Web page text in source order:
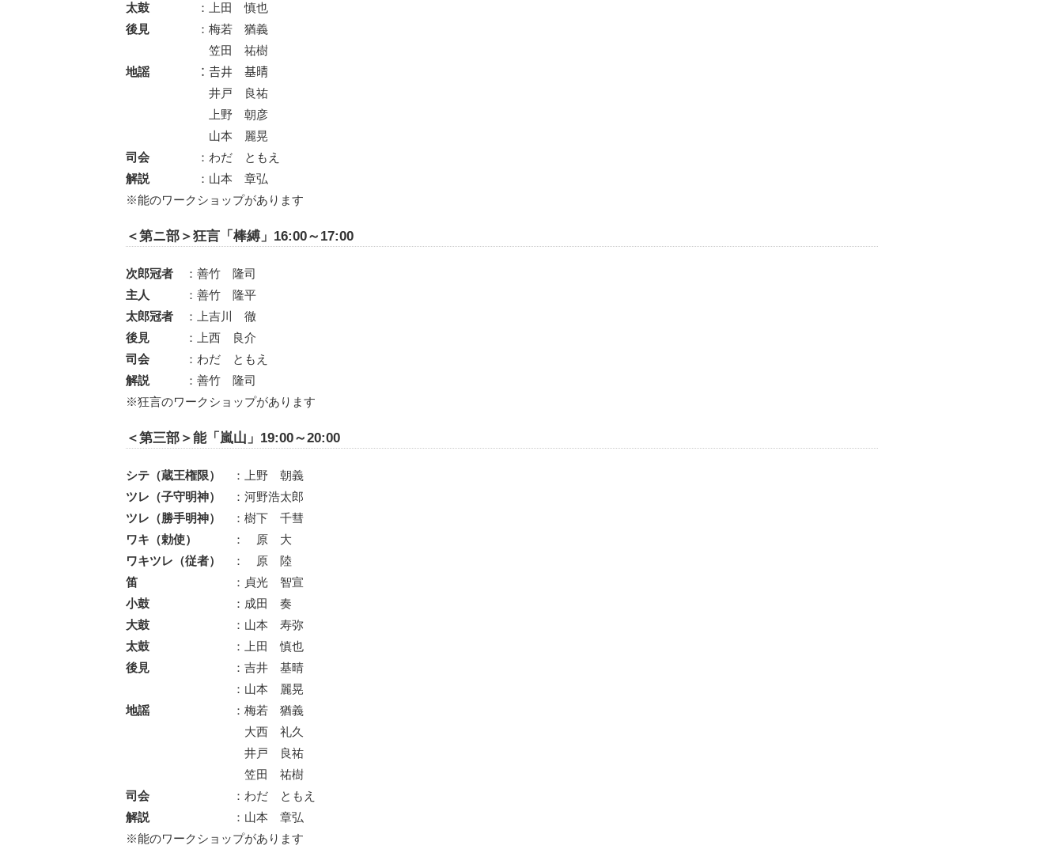
太鼓 ：上田 慎也
後見 ：梅若 猶義
笠田 祐樹
地謡 ：𠮷井 基晴
井戸 良祐
上野 朝彦
山本 麗晃
司会 ：わだ ともえ
解説 ：山本 章弘
※能のワークショップがあります
＜第ニ部＞狂言「棒縛」16:00～17:00
次郎冠者 ：善竹 隆司
主人
：善竹 隆平
太郎冠者 ：上吉川 徹
後見 ：上西 良介
司会 ：わだ ともえ
解説 ：善竹 隆司
※狂言のワークショップがあります
＜第三部＞能「嵐山」19:00～20:00
シテ（蔵王権限）
：上野 朝義
ツレ（子守明神）
：河野浩太郎
ツレ（勝手明神）
：樹下 千彗
ワキ（勅使）
： 原 大
ワキツレ（従者）
： 原 陸
笛 ：貞光 智宣
小鼓 ：成田 奏
大鼓 ：山本 寿弥
太鼓 ：上田 慎也
後見 ：吉井 基晴
：山本 麗晃
地謡 ：梅若 猶義
大西 礼久
井戸 良祐
笠田 祐樹
司会 ：わだ ともえ
解説 ：山本 章弘
※能のワークショップがあります